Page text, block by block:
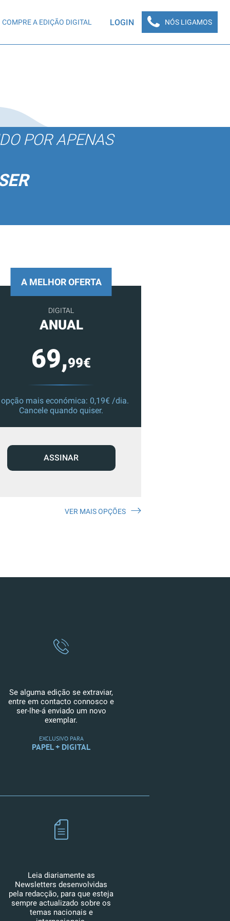
COMPRE A EDIÇÃO DIGITAL LOGIN NÓS LIGAMOS
POR APENAS
A MELHOR OFERTA
DIGITAL
ANUAL
69,99€
mais económica: 0,19€ /dia.
Cancele quando quiser.
ASSINAR
VER MAIS OPÇÕES
Se alguma edição se extraviar,
entre em contacto connosco e
ser-lhe-á enviado um novo
exemplar.
EXCLUSIVO PARA
PAPEL + DIGITAL
Leia diariamente as
Newsletters desenvolvidas
pela redacção, para que esteja
sempre actualizado sobre os
temas nacionais e